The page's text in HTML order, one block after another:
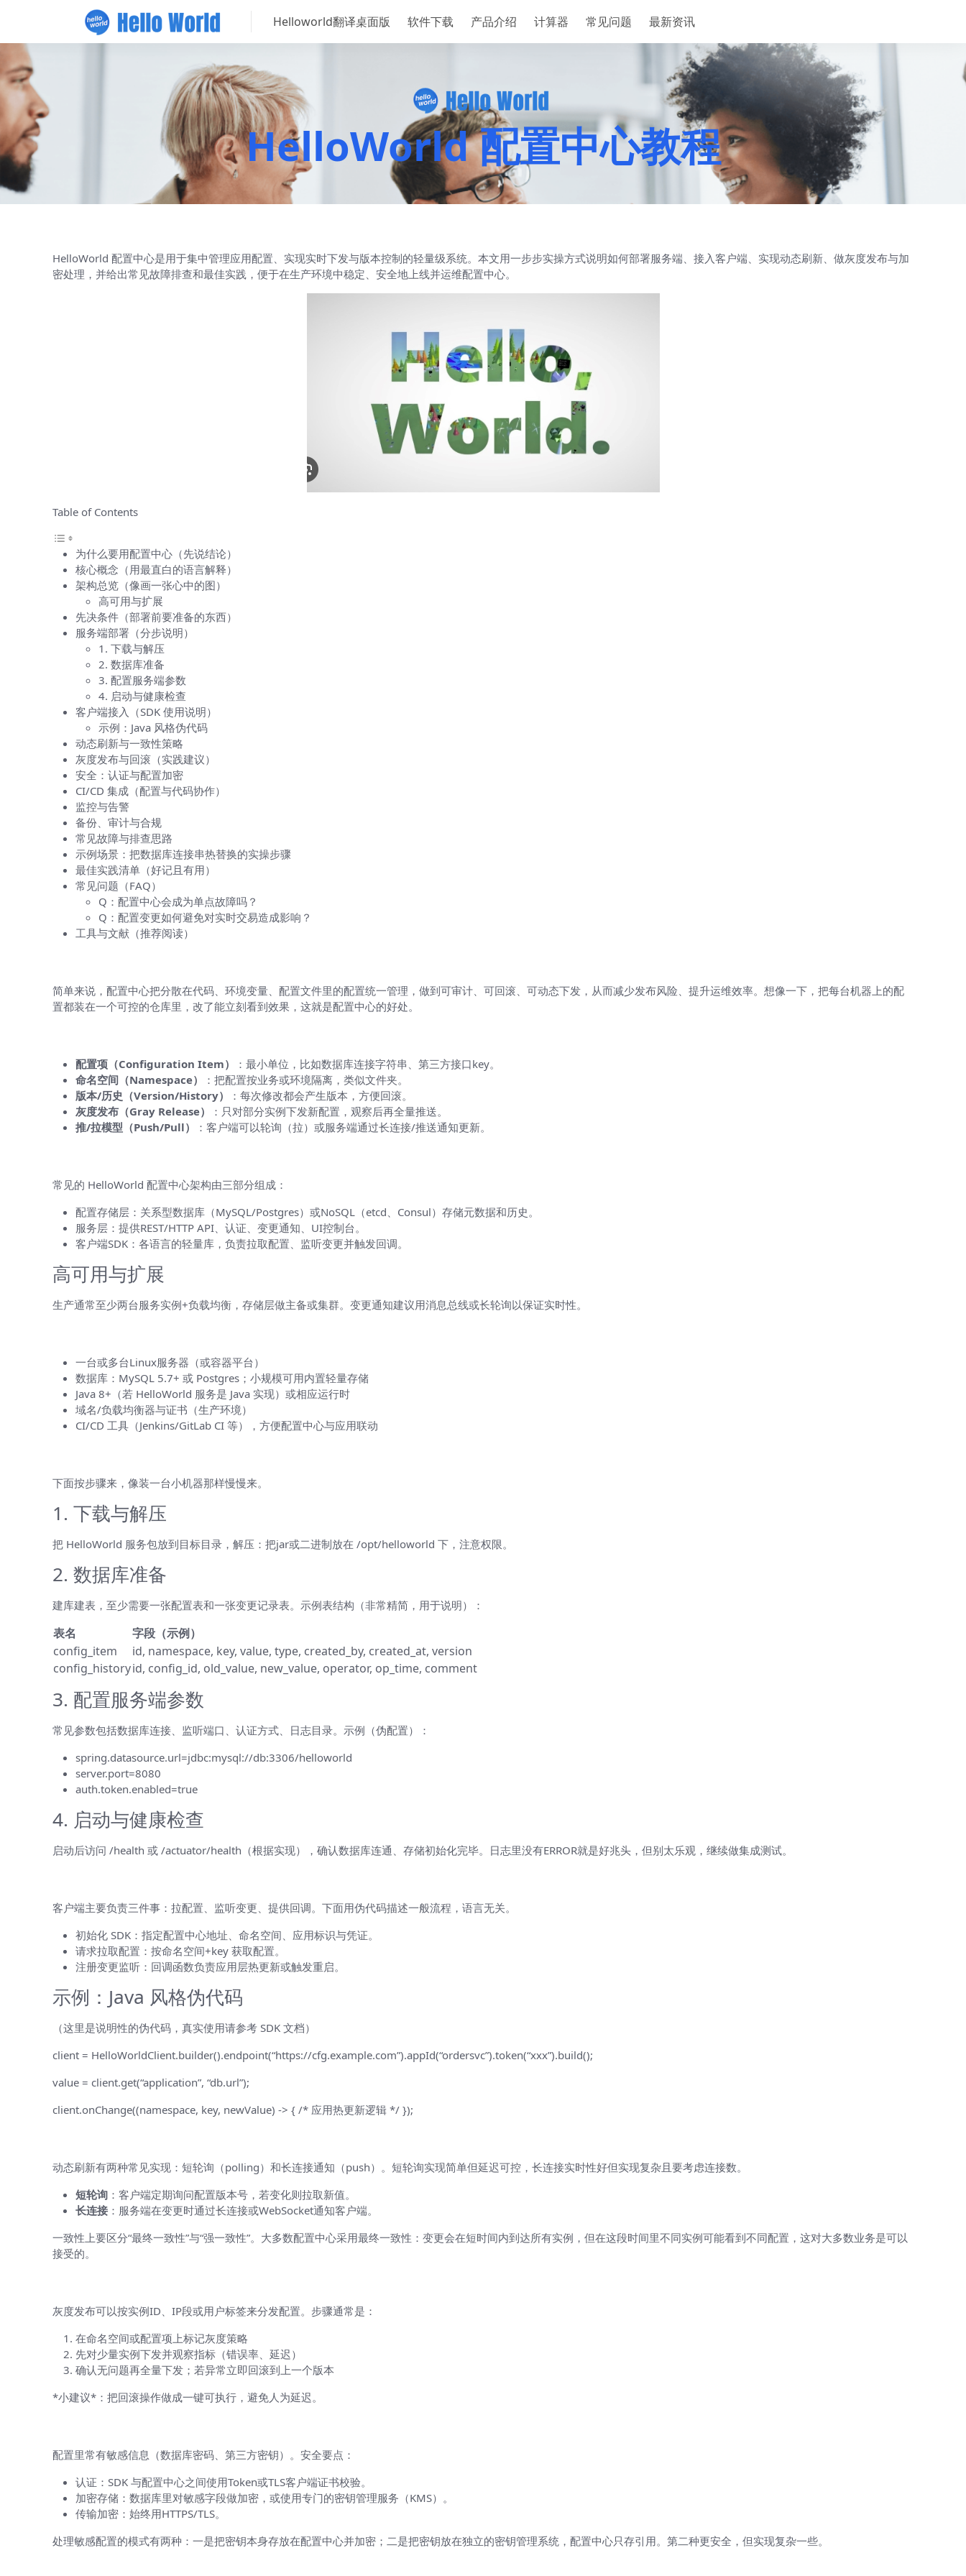
Helloworld翻译桌面版 软件下载 产品介绍 计算器 常见问题 最新资讯
HelloWorld 配置中心教程
HelloWorld 配置中心是用于集中管理应用配置、实现实时下发与版本控制的轻量级系统。本文用一步步实操方式说明如何部署服务端、接入客户端、实现动态刷新、做灰度发布与加
密处理，并给出常见故障排查和最佳实践，便于在生产环境中稳定、安全地上线并运维配置中心。
Table of Contents
为什么要用配置中心（先说结论）
核心概念（用最直白的语言解释）
架构总览（像画一张心中的图）
高可用与扩展
先决条件（部署前要准备的东西）
服务端部署（分步说明）
1. 下载与解压
2. 数据库准备
3. 配置服务端参数
4. 启动与健康检查
客户端接入（SDK 使用说明）
示例：Java 风格伪代码
动态刷新与一致性策略
灰度发布与回滚（实践建议）
安全：认证与配置加密
CI/CD 集成（配置与代码协作）
监控与告警
备份、审计与合规
常见故障与排查思路
示例场景：把数据库连接串热替换的实操步骤
最佳实践清单（好记且有用）
常见问题（FAQ）
Q：配置中心会成为单点故障吗？
Q：配置变更如何避免对实时交易造成影响？
工具与文献（推荐阅读）
简单来说，配置中心把分散在代码、环境变量、配置文件里的配置统一管理，做到可审计、可回滚、可动态下发，从而减少发布风险、提升运维效率。想像一下，把每台机器上的配
置都装在一个可控的仓库里，改了能立刻看到效果，这就是配置中心的好处。
配置项（Configuration Item）
：最小单位，比如数据库连接字符串、第三方接口key。
命名空间（Namespace）
：把配置按业务或环境隔离，类似文件夹。
版本/历史（Version/History）
：每次修改都会产生版本，方便回滚。
灰度发布（Gray Release）
：只对部分实例下发新配置，观察后再全量推送。
推/拉模型（Push/Pull）
：客户端可以轮询（拉）或服务端通过长连接/推送通知更新。
常见的 HelloWorld 配置中心架构由三部分组成：
配置存储层：关系型数据库（MySQL/Postgres）或NoSQL（etcd、Consul）存储元数据和历史。
服务层：提供REST/HTTP API、认证、变更通知、UI控制台。
客户端SDK：各语言的轻量库，负责拉取配置、监听变更并触发回调。
高可用与扩展
生产通常至少两台服务实例+负载均衡，存储层做主备或集群。变更通知建议用消息总线或长轮询以保证实时性。
一台或多台Linux服务器（或容器平台）
数据库：MySQL 5.7+ 或 Postgres；小规模可用内置轻量存储
Java 8+（若 HelloWorld 服务是 Java 实现）或相应运行时
域名/负载均衡器与证书（生产环境）
CI/CD 工具（Jenkins/GitLab CI 等），方便配置中心与应用联动
下面按步骤来，像装一台小机器那样慢慢来。
1. 下载与解压
把 HelloWorld 服务包放到目标目录，解压：把jar或二进制放在 /opt/helloworld 下，注意权限。
2. 数据库准备
建库建表，至少需要一张配置表和一张变更记录表。示例表结构（非常精简，用于说明）：
表名
字段（示例）
config_item
id, namespace, key, value, type, created_by, created_at, version
config_historyid, config_id, old_value, new_value, operator, op_time, comment
3. 配置服务端参数
常见参数包括数据库连接、监听端口、认证方式、日志目录。示例（伪配置）：
spring.datasource.url=jdbc:mysql://db:3306/helloworld
server.port=8080
auth.token.enabled=true
4. 启动与健康检查
启动后访问 /health 或 /actuator/health（根据实现），确认数据库连通、存储初始化完毕。日志里没有ERROR就是好兆头，但别太乐观，继续做集成测试。
客户端主要负责三件事：拉配置、监听变更、提供回调。下面用伪代码描述一般流程，语言无关。
初始化 SDK：指定配置中心地址、命名空间、应用标识与凭证。
请求拉取配置：按命名空间+key 获取配置。
注册变更监听：回调函数负责应用层热更新或触发重启。
示例：Java 风格伪代码
（这里是说明性的伪代码，真实使用请参考 SDK 文档）
client = HelloWorldClient.builder().endpoint(“https://cfg.example.com”).appId(“ordersvc”).token(“xxx”).build();
value = client.get(“application”, “db.url”);
client.onChange((namespace, key, newValue) -> { /* 应用热更新逻辑 */ });
动态刷新有两种常见实现：短轮询（polling）和长连接通知（push）。短轮询实现简单但延迟可控，长连接实时性好但实现复杂且要考虑连接数。
短轮询：客户端定期询问配置版本号，若变化则拉取新值。
长连接：服务端在变更时通过长连接或WebSocket通知客户端。
一致性上要区分“最终一致性”与“强一致性”。大多数配置中心采用最终一致性：变更会在短时间内到达所有实例，但在这段时间里不同实例可能看到不同配置，这对大多数业务是可以
接受的。
灰度发布可以按实例ID、IP段或用户标签来分发配置。步骤通常是：
在命名空间或配置项上标记灰度策略
先对少量实例下发并观察指标（错误率、延迟）
确认无问题再全量下发；若异常立即回滚到上一个版本
*小建议*：把回滚操作做成一键可执行，避免人为延迟。
配置里常有敏感信息（数据库密码、第三方密钥）。安全要点：
认证：SDK 与配置中心之间使用Token或TLS客户端证书校验。
加密存储：数据库里对敏感字段做加密，或使用专门的密钥管理服务（KMS）。
传输加密：始终用HTTPS/TLS。
处理敏感配置的模式有两种：一是把密钥本身存放在配置中心并加密；二是把密钥放在独立的密钥管理系统，配置中心只存引用。第二种更安全，但实现复杂一些。